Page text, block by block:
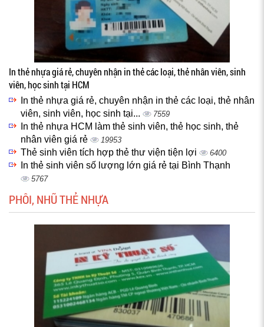
In thẻ nhựa giá rẻ, chuyên nhận in thẻ các loại, thẻ nhân viên, sinh
viên, học sinh tại HCM
In thẻ nhựa giá rẻ, chuyên nhận in thẻ các loại, thẻ nhân
viên, sinh viên, học sinh tại...
7559
In thẻ nhựa HCM làm thẻ sinh viên, thẻ học sinh, thẻ
nhân viên giá rẻ
19953
Thẻ sinh viên tích hợp thẻ thư viện tiện lợi 6400
In thẻ sinh viên số lượng lớn giá rẻ tại Bình Thạnh
5767
PHÔI, NHŨ THẺ NHỰA